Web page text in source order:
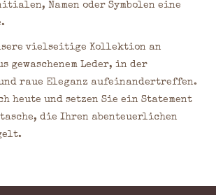
Namen oder Symbolen eine
vielseitige Kollektion an
gewaschenem Leder, in der
raue Eleganz aufeinandertreffen.
heute und setzen Sie ein Statement
die Ihren abenteuerlichen